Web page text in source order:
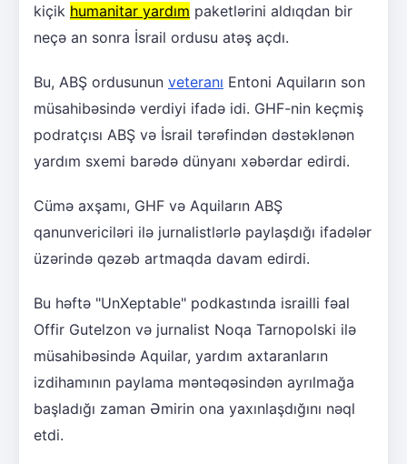
kiçik humanitar yardım paketlərini aldıqdan bir
neçə an sonra İsrail ordusu atəş açdı.
Bu, ABŞ ordusunun veteranı Entoni Aquiların son
müsahibəsində verdiyi ifadə idi. GHF-nin keçmiş
podratçısı ABŞ və İsrail tərəfindən dəstəklənən
yardım sxemi barədə dünyanı xəbərdar edirdi.
Cümə axşamı, GHF və Aquiların ABŞ
qanunvericiləri ilə jurnalistlərlə paylaşdığı ifadələr
üzərində qəzəb artmaqda davam edirdi.
Bu həftə "UnXeptable" podkastında israilli fəal
Offir Gutelzon və jurnalist Noqa Tarnopolski ilə
müsahibəsində Aquilar, yardım axtaranların
izdihamının paylama məntəqəsindən ayrılmağa
başladığı zaman Əmirin ona yaxınlaşdığını nəql
etdi.